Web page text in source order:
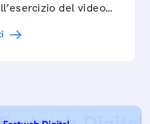
del video…